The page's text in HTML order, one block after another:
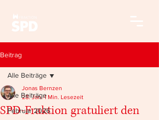
Beitrag
Alle Beiträge
Februar 2026
Alle Beiträge
SPD-Fraktion gratuliert den
Jonas Bernzen
28. Jan. 1 Min. Lesezeit